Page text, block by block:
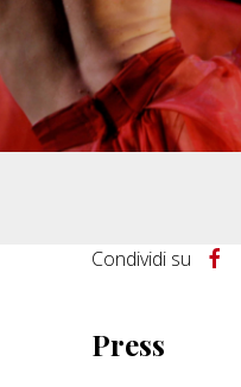
Condividi su
Press